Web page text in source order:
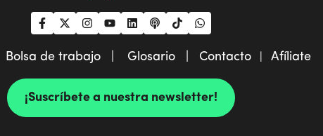
Bolsa de trabajo | Glosario | Contacto| Afíliate
¡Suscríbete a nuestra newsletter!